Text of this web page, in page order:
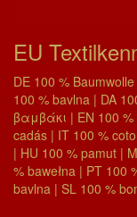
EU
DE 100 %
100 % bavlna | DA
βαμβάκι | EN 100
cadás | IT 100 %
| HU 100 % pamut |
% bawełna | PT 100
bavlna | SL 100 %